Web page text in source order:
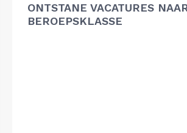
ONTSTANE VACATURES
BEROEPSKLASSE